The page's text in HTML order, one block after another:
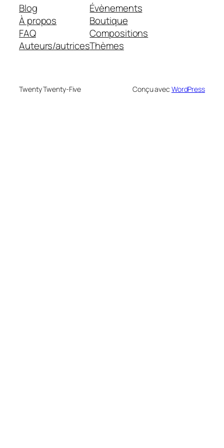
Blog
À propos
FAQ
Auteurs/autrices
Évènements
Boutique
Compositions
Thèmes
Twenty Twenty-Five Conçu avec WordPress